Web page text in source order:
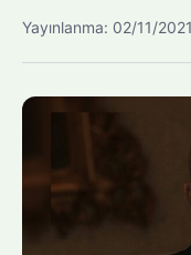
Yayınlanma: 02/11/2021